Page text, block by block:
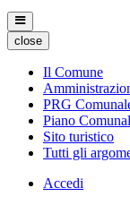
close
Il Comune
PRG
Piano
Sito turistico
Tutti gli
Accedi